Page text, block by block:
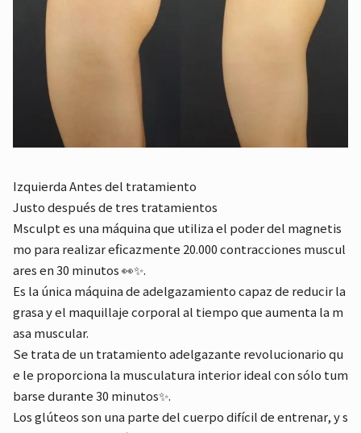
Izquierda Antes del tratamiento
Justo después de tres tratamientos
Msculpt es una máquina que utiliza el poder del magnetis
mo para realizar eficazmente 20.000 contracciones muscul
ares en 30 minutos 👀✨.
Es la única máquina de adelgazamiento capaz de reducir la
grasa y el maquillaje corporal al tiempo que aumenta la m
asa muscular.
Se trata de un tratamiento adelgazante revolucionario qu
e le proporciona la musculatura interior ideal con sólo tum
barse durante 30 minutos✨.
Los glúteos son una parte del cuerpo difícil de entrenar, y s